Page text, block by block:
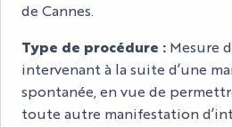
de Cannes.
Type de procédure : Mesure
intervenant à la suite d’une
spontanée, en vue de
toute autre manifestation